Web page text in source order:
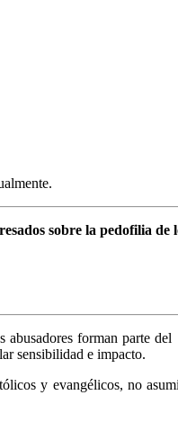
sobre la pedofilia de
abusadores forman parte
sensibilidad e impacto.
y evangélicos, no